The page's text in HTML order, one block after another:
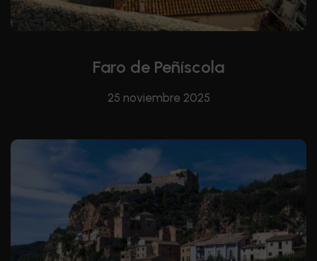
Faro de Peñíscola
25 noviembre 2025